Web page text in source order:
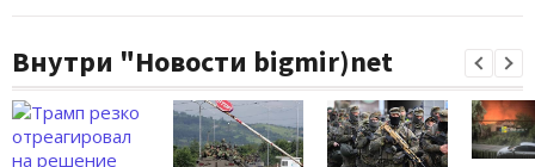
Внутри "Новости bigmir)net